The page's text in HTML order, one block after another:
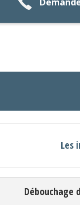
Les
Débouchage